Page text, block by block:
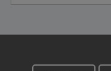
麗的氣質。這樣融合新
在Suki 本次為我們介紹